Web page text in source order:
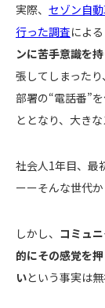
実際、 セゾン自
行った調査による
ンに苦手意識を持
張してしまった
部署の“電話番”
ととなり、大き
社会人1年目、最
ーーそんな世代
しかし、 コミュ
的にその感覚を
いという事実は無